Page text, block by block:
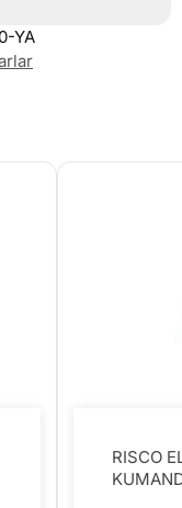
YA
RISCO